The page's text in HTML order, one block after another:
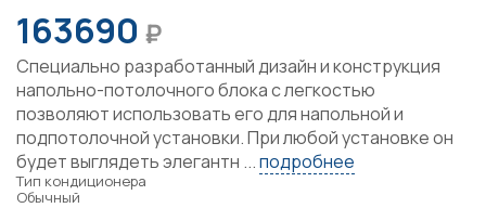
163690 ₽
Специально разработанный дизайн и конструкция
напольно-потолочного блока с легкостью
позволяют использовать его для напольной и
подпотолочной установки. При любой установке он
будет выглядеть элегантн ...подробнее
Тип кондиционера
Обычный